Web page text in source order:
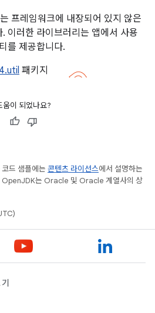
프레임워크에 내장되어 있지 않은
이러한 라이브러리는 앱에서 사용
를 제공합니다.
패키지
움이 되었나요?
드 샘플에는 콘텐츠 라이선스에서 설명하는
OpenJDK는 Oracle 및 Oracle 계열사의 상